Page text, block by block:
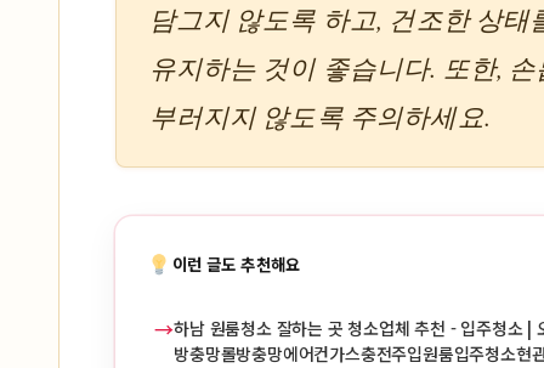
담그지 않도록 하고, 건조한 상태
유지하는 것이 좋습니다. 또한,
부러지지 않도록 주의하세요.
이런 글도 추천해요
→하남 원룸청소 잘하는 곳 청소업체 추천 - 입주청소 |
방충망롤방충망에어컨가스충전주입원룸입주청소현